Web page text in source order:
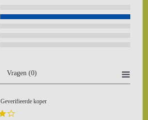
Vragen (0)
Geverifieerde koper